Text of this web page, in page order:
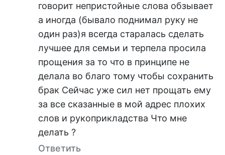
говорит непристойные слова обзывает
а иногда (бывало поднимал руку не
один раз)я всегда старалась сделать
лучшее для семьи и терпела просила
прощения за то что в принципе не
делала во благо тому чтобы сохранить
брак Сейчас уже сил нет прощать ему
за все сказанные в мой адрес плохих
слов и рукоприкладства Что мне
делать ?
Ответить